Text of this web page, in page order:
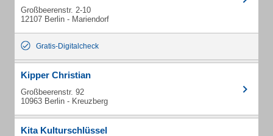
Großbeerenstr. 2-10
12107 Berlin - Mariendorf
Gratis-Digitalcheck
Kipper Christian
Großbeerenstr. 92
10963 Berlin - Kreuzberg
Kita Kulturschlüssel